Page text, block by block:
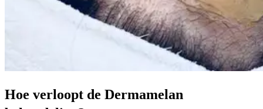
Hoe verloopt de Dermamelan